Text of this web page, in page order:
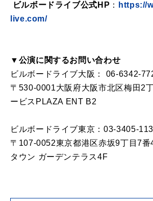
ビルボードライブ公式HP ：
https://
live.com/
▼公演に関するお問い合わせ
ビルボードライブ大阪： 06-6342-
〒530-0001大阪府大阪市北区梅田2
ービスPLAZA ENT B2
ビルボードライブ東京：03-3405-
〒107-0052東京都港区赤坂9丁目7
タウン ガーデンテラス4F